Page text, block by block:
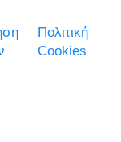
Πολιτική
Cookies